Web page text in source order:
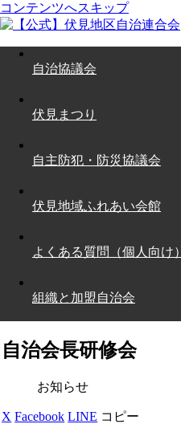
コンテンツへスキップ
自治協議会
伏見まつり
自主防犯・防災協議会
伏見地域ふれあい会館
よくある質問（個人向け）
組織と加盟自治会
自治会長研修会
お知らせ
X Facebook LINE コピー